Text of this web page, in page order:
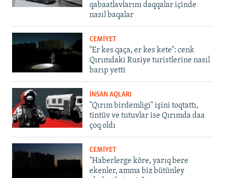
qabaatlavlarını daqqalar içinde
nasıl baqalar
CEMİYET
"Er kes qaça, er kes kete": cenk
Qırımdaki Rusiye turistlerine nasıl
barıp yetti
İNSAN AQLARI
"Qırım birdemligi" işini toqtattı,
tintüv ve tutuvlar ise Qırımda daa
çoq oldı
CEMİYET
"Haberlerge köre, yarıq bere
ekenler, amma biz bütünley